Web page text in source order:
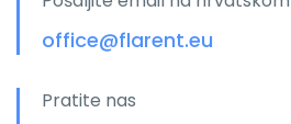
office@flarent.eu
Pratite nas